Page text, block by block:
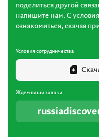
поделиться другой
напишите нам. С
ознакомиться, скачав
Условия сотрудничества
Ждем ваши заявки